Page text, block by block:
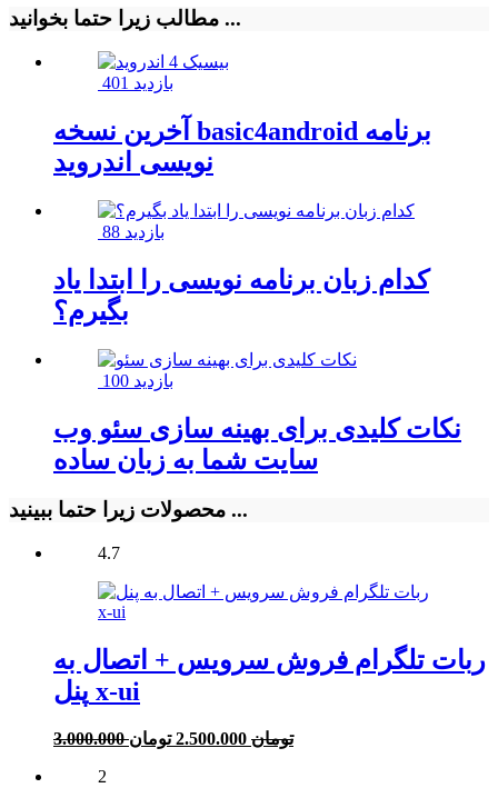
مطالب زیرا حتما بخوانید ...
401 بازدید
آخرین نسخه basic4android برنامه
نویسی اندروید
88 بازدید
کدام زبان برنامه نویسی را ابتدا یاد
بگیرم؟
100 بازدید
نکات کلیدی برای بهینه سازی سئو وب
سایت شما به زبان ساده
محصولات زیرا حتما ببینید ...
4.7
ربات تلگرام فروش سرویس + اتصال به
پنل x-ui
3.000.000 تومان
قیمت2.500.000 تومان
قیمت
2